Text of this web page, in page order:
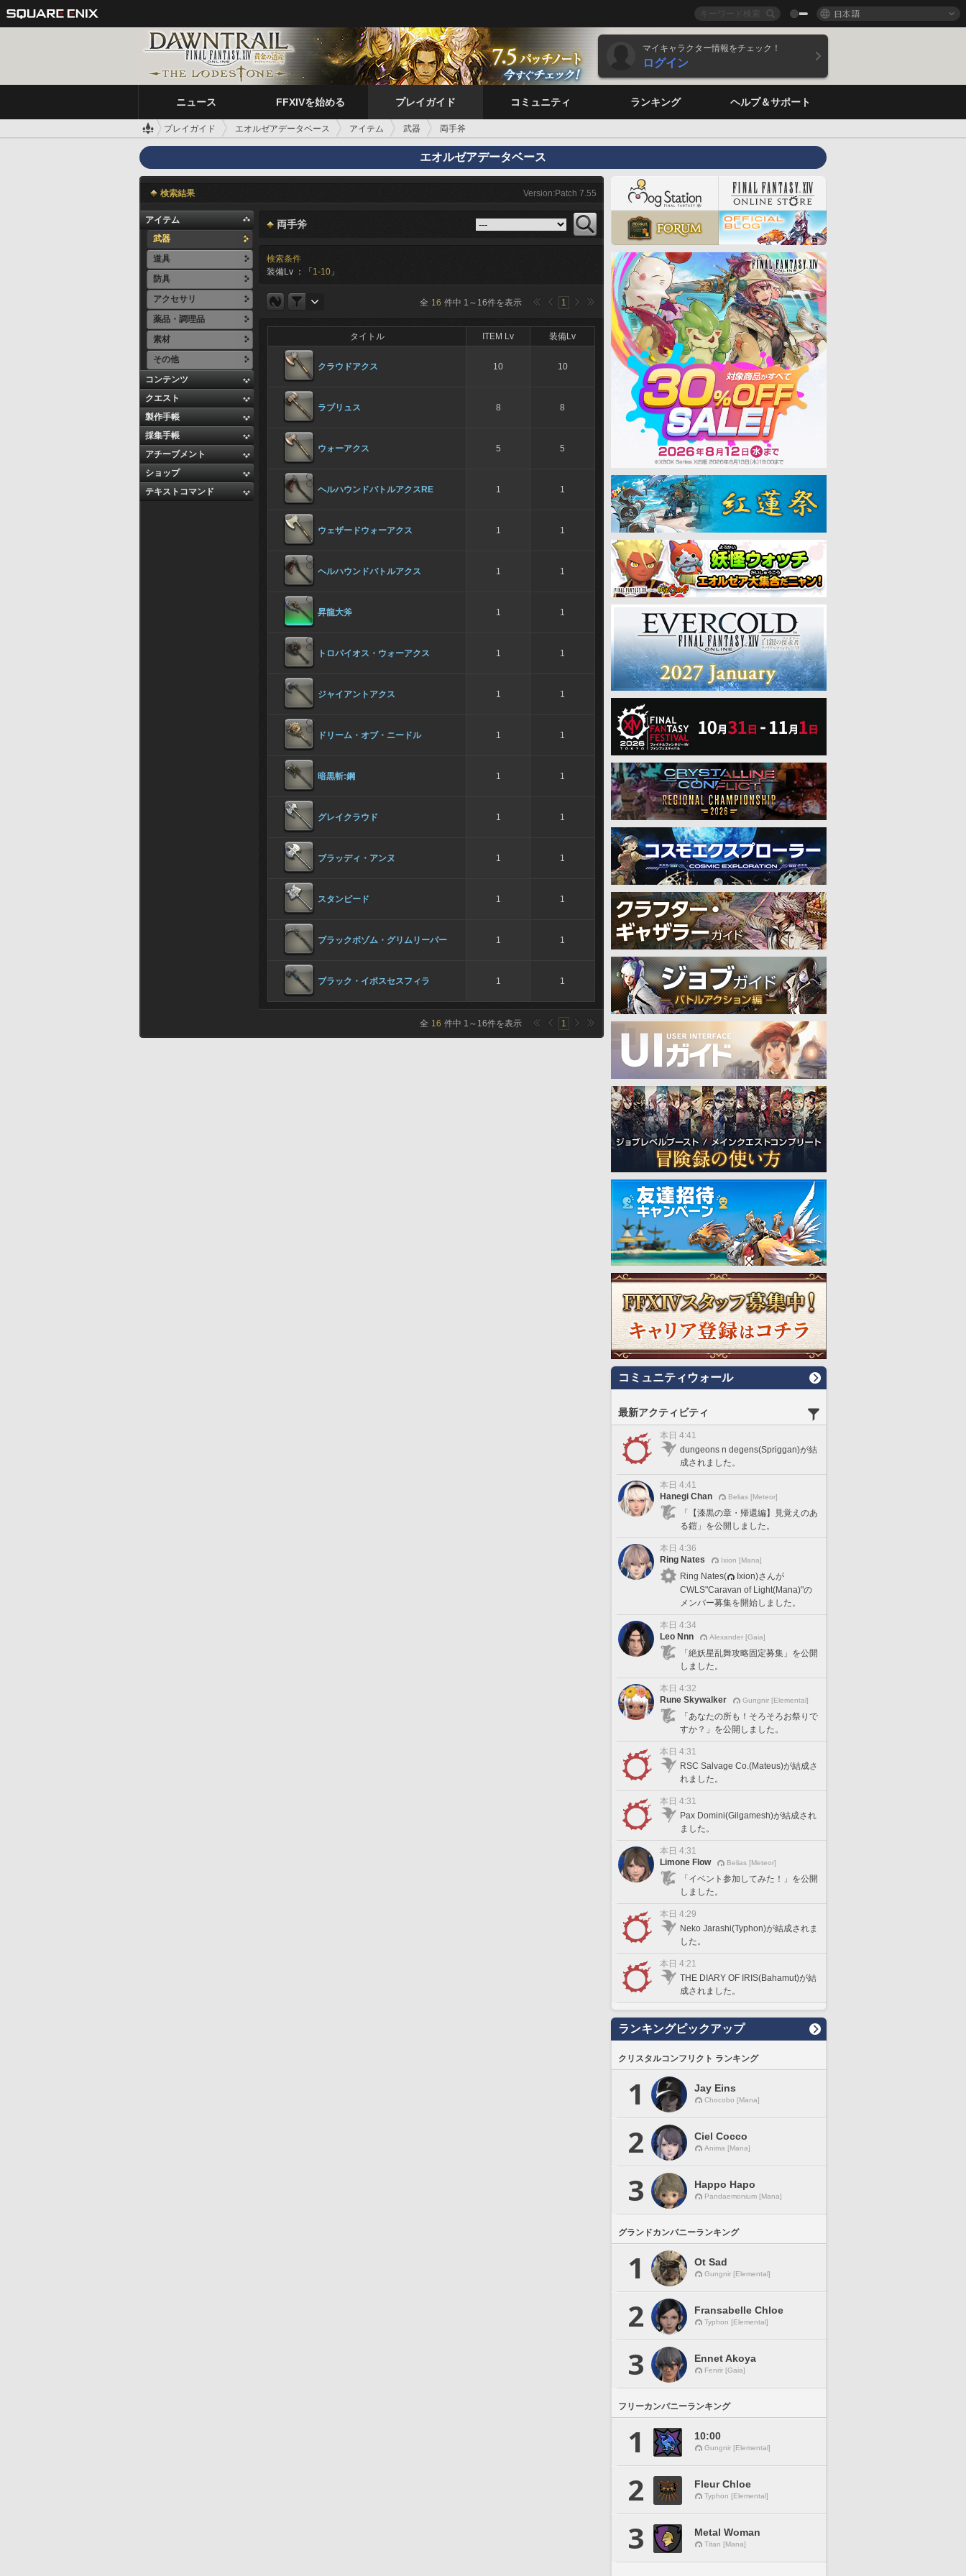
日本語
マイキャラクター情報をチェック！
ログイン
ニュース FFXIVを始める プレイガイド コミュニティ ランキング ヘルプ＆サポート
プレイガイド エオルゼアデータベース アイテム 武器 両手斧
エオルゼアデータベース
検索結果 Version:Patch 7.55
アイテム
武器
道具
防具
アクセサリ
薬品・調理品
素材
その他
コンテンツ
クエスト
製作手帳
採集手帳
アチーブメント
ショップ
テキストコマンド
両手斧
検索条件
装備Lv ：「 1-10 」
全 16 件中 1 ～ 16件を表示 1
タイトル ITEM Lv 装備Lv
クラウドアクス 10 10
ラブリュス 8 8
ウォーアクス 5 5
ヘルハウンドバトルアクスRE 1 1
ウェザードウォーアクス 1 1
ヘルハウンドバトルアクス 1 1
昇龍大斧 1 1
トロパイオス・ウォーアクス 1 1
ジャイアントアクス 1 1
ドリーム・オブ・ニードル 1 1
暗黒斬:鋼 1 1
グレイクラウド 1 1
ブラッディ・アンヌ 1 1
スタンピード 1 1
ブラックボゾム・グリムリーパー 1 1
ブラック・イポスセスフィラ 1 1
全 16 件中 1 ～ 16件を表示 1
コミュニティウォール
最新アクティビティ
本日 4:41
dungeons n degens(Spriggan)が結
成されました。
本日 4:41
Hanegi Chan
Belias [Meteor]
「【漆黒の章・帰還編】見覚えのあ
る鎧」を公開しました。
本日 4:36
Ring Nates
Ixion [Mana]
Ring Nates(
Ixion)さんが
CWLS"Caravan of Light(Mana)"の
メンバー募集を開始しました。
本日 4:34
Leo Nnn
Alexander [Gaia]
「絶妖星乱舞攻略固定募集」を公開
しました。
本日 4:32
Rune Skywalker
Gungnir [Elemental]
「あなたの所も！そろそろお祭りで
すか？」を公開しました。
本日 4:31
RSC Salvage Co.(Mateus)が結成さ
れました。
本日 4:31
Pax Domini(Gilgamesh)が結成され
ました。
本日 4:31
Limone Flow
Belias [Meteor]
「イベント参加してみた！」を公開
しました。
本日 4:29
Neko Jarashi(Typhon)が結成されま
した。
本日 4:21
THE DIARY OF IRIS(Bahamut)が結
成されました。
ランキングピックアップ
クリスタルコンフリクト ランキング
1 Jay Eins
Chocobo [Mana]
2 Ciel Cocco
Anima [Mana]
3 Happo Hapo
Pandaemonium [Mana]
グランドカンパニーランキング
1 Ot Sad
Gungnir [Elemental]
2 Fransabelle Chloe
Typhon [Elemental]
3 Ennet Akoya
Fenrir [Gaia]
フリーカンパニーランキング
1 10:00
Gungnir [Elemental]
2 Fleur Chloe
Typhon [Elemental]
3 Metal Woman
Titan [Mana]